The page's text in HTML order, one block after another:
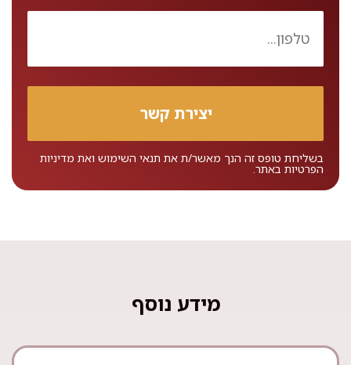
בשליחת טופס זה הנך מאשר/ת את תנאי השימוש ואת מדיניות
הפרטיות באתר.
מידע נוסף